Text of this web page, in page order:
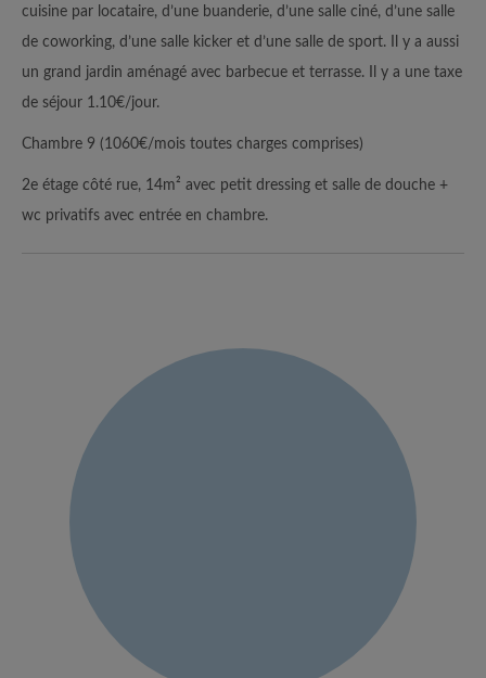
cuisine par locataire, d’une buanderie, d’une salle ciné, d’une salle
de coworking, d’une salle kicker et d’une salle de sport. Il y a aussi
un grand jardin aménagé avec barbecue et terrasse. Il y a une taxe
de séjour 1.10€/jour.
Chambre 9 (1060€/mois toutes charges comprises)
2e étage côté rue, 14m² avec petit dressing et salle de douche +
wc privatifs avec entrée en chambre.